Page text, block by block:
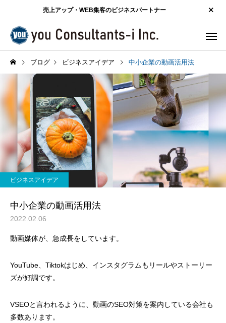
売上アップ・WEB集客のビジネスパートナー
ブログ ビジネスアイデア 中小企業の動画活用法
ビジネスアイデア
中小企業の動画活用法
2022.02.06
動画媒体が、急成長をしています。
YouTube、Tiktokはじめ、インスタグラムもリールやストーリー
ズが好調です。
VSEOと言われるように、動画のSEO対策を案内している会社も
多数あります。